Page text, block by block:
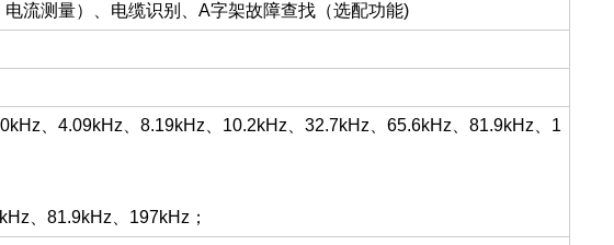
流测量）、电缆识别、A字架故障查找（选配功能)
、4.09kHz、8.19kHz、10.2kHz、32.7kHz、65.6kHz、81.9kHz、1
、81.9kHz、197kHz；